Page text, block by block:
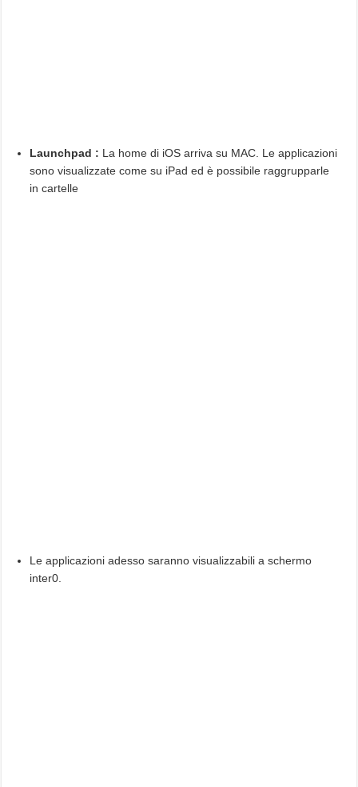
Launchpad : La home di iOS arriva su MAC. Le applicazioni
sono visualizzate come su iPad ed è possibile raggrupparle
in cartelle
Le applicazioni adesso saranno visualizzabili a schermo
inter0.